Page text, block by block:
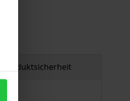
Produktsicherheit